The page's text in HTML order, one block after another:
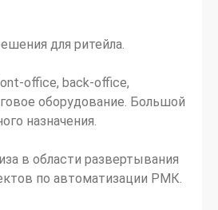
для ритейла.
office, back-office,
оборудование. Большой
назначения.
в области развертывания
по автоматизации РМК.